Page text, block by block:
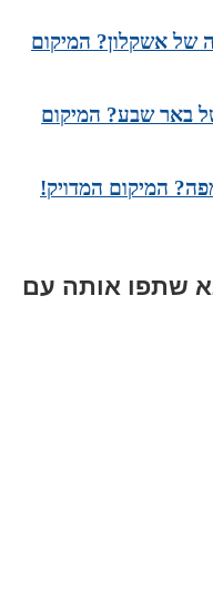
של אשקלון? המיקום
באר שבע? המיקום
המיקום המדויק!
שתפו אותה עם